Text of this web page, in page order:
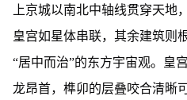
上京城以南北中轴线贯穿天地
皇宫如星体串联，其余建筑则
“居中而治”的东方宇宙观。皇
龙昂首，榫卯的层叠咬合清晰